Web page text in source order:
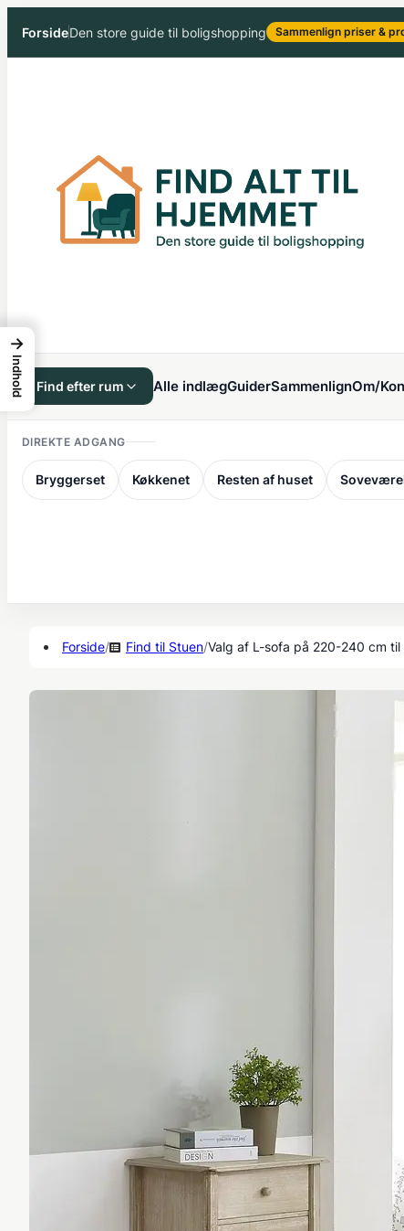
indhold
ForsideDen store guide til boligshopping Sammenlign priser &
Find efter rum Alle indlægGuiderSammenlignOm/
DIREKTE ADGANG
Bryggerset Køkkenet Resten af huset
Forside/ Find til Stuen/Valg af L-sofa på 220-240 cm til
→
Indhold